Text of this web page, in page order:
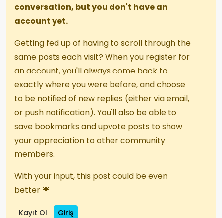
conversation, but you don't have an
account yet.
Getting fed up of having to scroll through the
same posts each visit? When you register for
an account, you'll always come back to
exactly where you were before, and choose
to be notified of new replies (either via email,
or push notification). You'll also be able to
save bookmarks and upvote posts to show
your appreciation to other community
members.
With your input, this post could be even
better 💗
Kayıt Ol Giriş